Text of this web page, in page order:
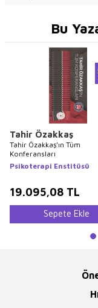
Bu
Tahir Özakkaş
Tahir Özakkaş’ın Tüm
Konferansları
Psikoterapi Enstitüsü
19.095,08 TL
Sepete Ekle